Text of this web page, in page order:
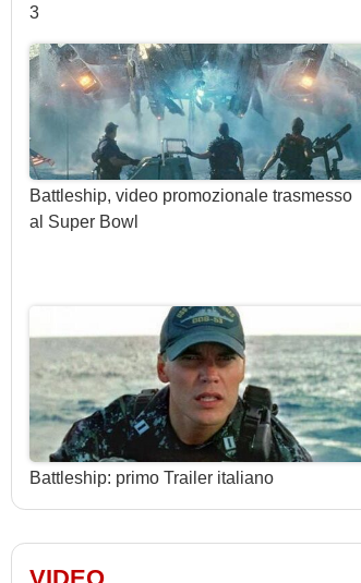
3
Battleship, video promozionale trasmesso
al Super Bowl
Battleship: primo Trailer italiano